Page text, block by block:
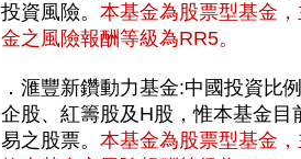
投資風險。 本基金為股票型基金
金之風險報酬等級為RR5。
．滙豐新鑽動力基金:中國投資比
企股、紅籌股及H股，惟本基金
易之股票。 本基金為股票型基金